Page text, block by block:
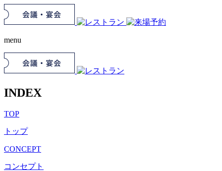
menu
INDEX
TOP
トップ
CONCEPT
コンセプト